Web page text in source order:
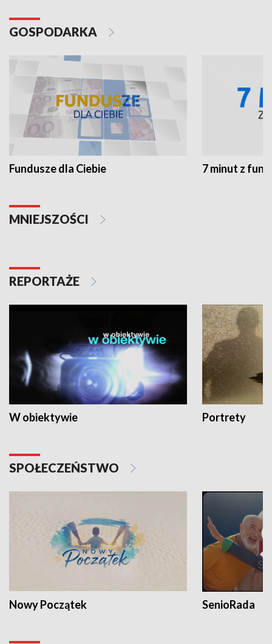
GOSPODARKA
Fundusze dla Ciebie 7 minut z
MNIEJSZOŚCI
REPORTAŻE
W obiektywie Portrety
SPOŁECZEŃSTWO
Nowy Początek SenioRada